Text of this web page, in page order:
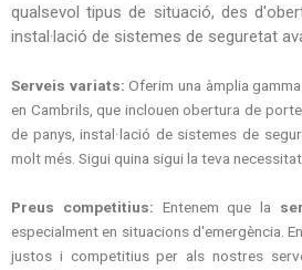
qualsevol tipus de situació, des
instal·lació de sistemes de seguretat
Serveis variats: Oferim una àmplia
en Cambrils, que inclouen obertura de
de panys, instal·lació de sistemes de
molt més. Sigui quina sigui la teva
Preus competitius: Entenem que la
especialment en situacions d'emergència.
justos i competitius per als nostres